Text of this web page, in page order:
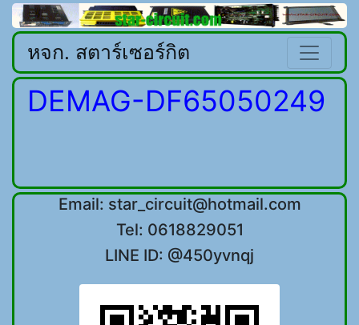
หจก. สตาร์เซอร์กิต
DEMAG-DF65050249
Email: star_circuit@hotmail.com
Tel: 0618829051
LINE ID: @450yvnqj